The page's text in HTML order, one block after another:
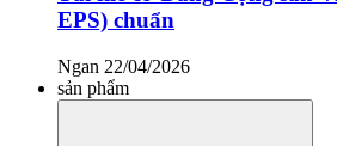
EPS) chuẩn
Ngan 22/04/2026
sản phẩm